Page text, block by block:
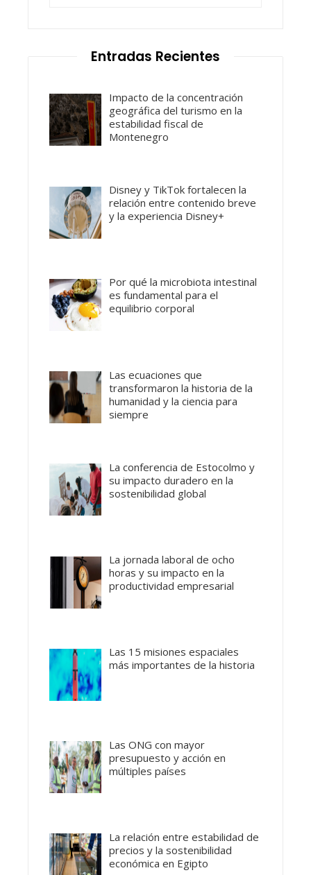
Entradas Recientes
Impacto de la concentración
geográfica del turismo en la
estabilidad fiscal de
Montenegro
Disney y TikTok fortalecen la
relación entre contenido breve
y la experiencia Disney+
Por qué la microbiota intestinal
es fundamental para el
equilibrio corporal
Las ecuaciones que
transformaron la historia de la
humanidad y la ciencia para
siempre
La conferencia de Estocolmo y
su impacto duradero en la
sostenibilidad global
La jornada laboral de ocho
horas y su impacto en la
productividad empresarial
Las 15 misiones espaciales
más importantes de la historia
Las ONG con mayor
presupuesto y acción en
múltiples países
La relación entre estabilidad de
precios y la sostenibilidad
económica en Egipto